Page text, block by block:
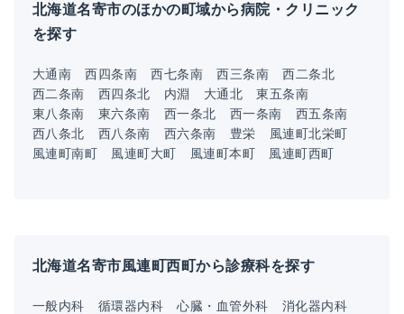
北海道名寄市のほかの町域から病院・クリニック
を探す
大通南 西四条南 西七条南 西三条南
西二条北
西二条南
西四条北 内淵 大通北
東五条南
東八条南
東六条南 西一条北 西一条南
西五条南
西八条北
西八条南 西六条南 豊栄
風連町北栄町
風連町南町
風連町大町 風連町本町 風連町西町
北海道名寄市風連町西町から診療科を探す
一般内科 循環器内科 心臓・血管外科
消化器内科